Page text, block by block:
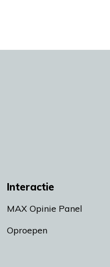
Interactie
MAX Opinie Panel
Oproepen